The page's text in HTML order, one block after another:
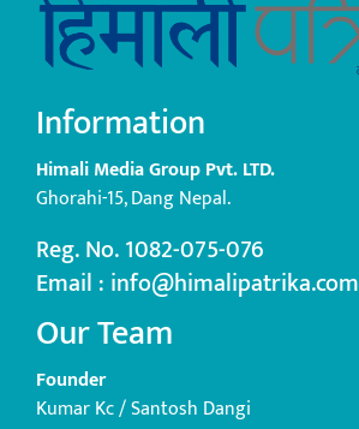
Information
Himali Media Group Pvt. LTD.
Ghorahi-15, Dang Nepal.
Reg. No. 1082-075-076
Email : info@himalipatrika.com
Our Team
Founder
Kumar Kc / Santosh Dangi